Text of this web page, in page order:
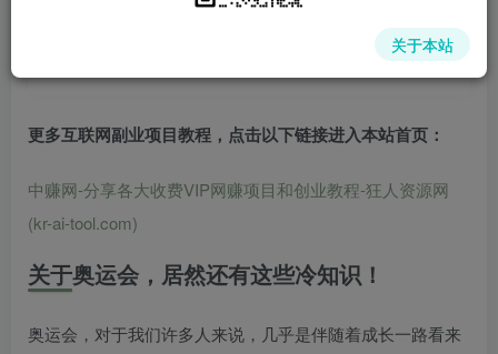
中赚网 - 分享各大收费VIP网赚项目和创业教程 - 狂人资源
更多互联网副业项目教程，点击以下链接进入本站首页 ：
中赚网-分享各大收费VIP网赚项目和创业教程-狂人资源网
(kr-ai-tool.com)
关于奥运会，居然还有这些冷知识！
奥运会，对于我们许多人来说，几乎是伴随着成长一路看来
关于本站